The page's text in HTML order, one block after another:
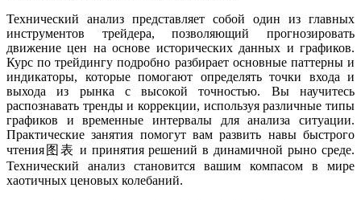
Технический анализ представляет собой один из главных
инструментов трейдера, позволяющий прогнозировать
движение цен на основе исторических данных и графиков.
Курс по трейдингу подробно разбирает основные паттерны и
индикаторы, которые помогают определять точки входа и
выхода из рынка с высокой точностью. Вы научитесь
распознавать тренды и коррекции, используя различные типы
графиков и временные интервалы для анализа ситуации.
Практические занятия помогут вам развить навы быстрого
чтения图表 и принятия решений в динамичной рыно среде.
Технический анализ становится вашим компасом в мире
хаотичных ценовых колебаний.